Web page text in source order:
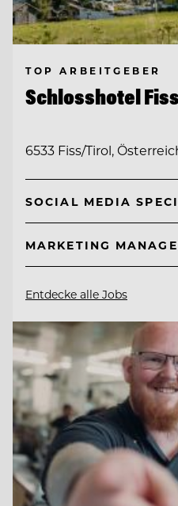
TOP ARBEITGEBER
Schlosshotel Fiss
6533 Fiss/Tirol,
SOCIAL MEDIA
MARKETING
Entdecke alle Jobs